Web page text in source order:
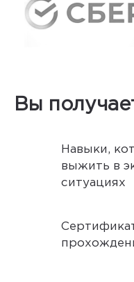
Вы
Навыки,
выжить в
ситуациях